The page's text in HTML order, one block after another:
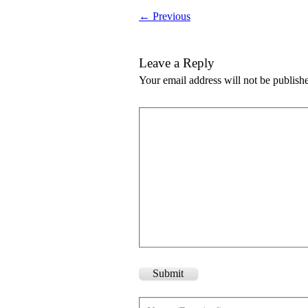
← Previous
Leave a Reply
Your email address will not be
Submit